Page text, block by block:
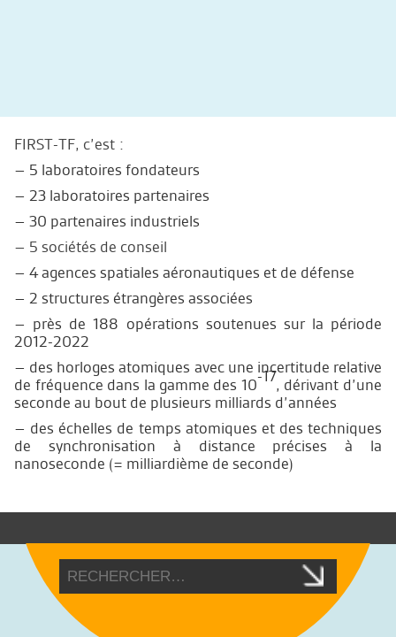
FIRST-TF, c’est :
– 5 laboratoires fondateurs
– 23 laboratoires partenaires
– 30 partenaires industriels
– 5 sociétés de conseil
– 4 agences spatiales aéronautiques et de défense
– 2 structures étrangères associées
– près de 188 opérations soutenues sur la période
2012-2022
– des horloges atomiques avec une incertitude relative
de fréquence dans la gamme des 10-17, dérivant d’une
seconde au bout de plusieurs milliards d’années
– des échelles de temps atomiques et des techniques
de synchronisation à distance précises à la
nanoseconde (= milliardième de seconde)